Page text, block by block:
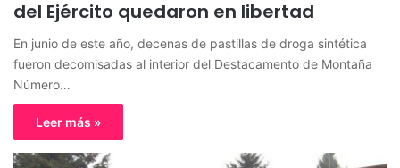
del Ejército quedaron en libertad
En junio de este año, decenas de pastillas de droga sintética
fueron decomisadas al interior del Destacamento de Montaña
Número…
Leer más »